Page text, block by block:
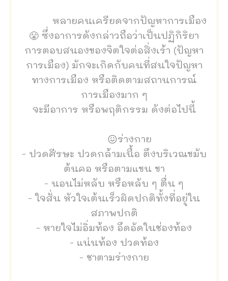
หลายคนเครียดจากปัญหาการเมือง
😤 ซึ่งอาการดังกล่าวถือว่าเป็นปฏิกิริยา
การตอบสนองของจิตใจต่อสิ่งเร้า (ปัญหา
การเมือง) มักจะเกิดกับคนที่สนใจปัญหา
ทางการเมือง หรือติดตามสถานการณ์
การเมืองมาก ๆ
จะมีอาการ หรือพฤติกรรม ดังต่อไปนี้
😖ร่างกาย
- ปวดศีรษะ ปวดกล้ามเนื้อ ตึงบริเวณขมับ
ต้นคอ หรือตามแขน ขา
- นอนไม่หลับ หรือหลับ ๆ ตื่น ๆ
- ใจสั่น หัวใจเต้นเร็วผิดปกติทั้งที่อยู่ใน
สภาพปกติ
- หายใจไม่อิ่มท้อง อึดอัดในช่องท้อง
- แน่นท้อง ปวดท้อง
- ชาตามร่างกาย